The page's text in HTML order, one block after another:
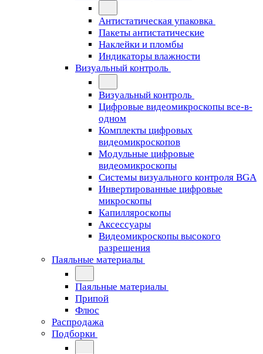
Антистатическая упаковка
Пакеты антистатические
Наклейки и пломбы
Индикаторы влажности
Визуальный контроль
Визуальный контроль
Цифровые видеомикроскопы все-в-
одном
Комплекты цифровых
видеомикроскопов
Модульные цифровые
видеомикроскопы
Cистемы визуального контроля BGA
Инвертированные цифровые
микроскопы
Капилляроскопы
Аксессуары
Видеомикроскопы высокого
разрешения
Паяльные материалы
Паяльные материалы
Припой
Флюс
Распродажа
Подборки